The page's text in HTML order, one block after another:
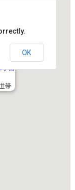
丁目
帯
OK